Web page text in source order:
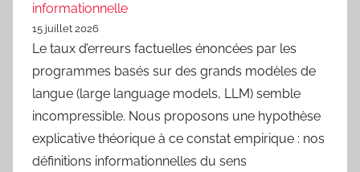
informationnelle
15 juillet 2026
Le taux d’erreurs factuelles énoncées par les
programmes basés sur des grands modèles de
langue (large language models, LLM) semble
incompressible. Nous proposons une hypothèse
explicative théorique à ce constat empirique : nos
définitions informationnelles du sens